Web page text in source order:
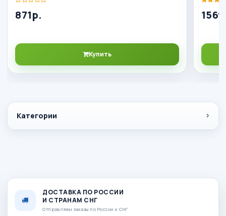
Категории
871р.
Купить
ДОСТАВКА ПО РОССИИ
И СТРАНАМ СНГ
Отправляем заказы по России и СНГ